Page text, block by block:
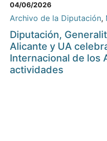
04/06/2026
Archivo de la Diputación,
Diputación,
Alicante y UA
Internacional de los
actividades